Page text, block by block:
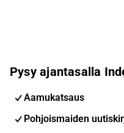
Pysy ajantasalla
Aamukatsaus
Pohjoismaiden